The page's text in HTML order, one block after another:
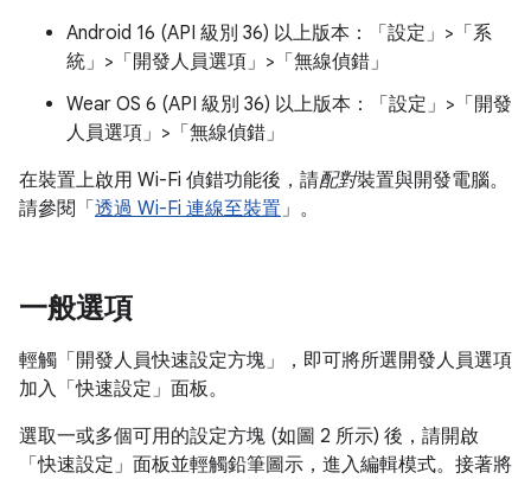
Android 16 (API 級別 36) 以上版本：「設定」>「系
統」>「開發人員選項」>「無線偵錯」
Wear OS 6 (API 級別 36) 以上版本：「設定」>「開發
人員選項」>「無線偵錯」
在裝置上啟用 Wi-Fi 偵錯功能後，請配對裝置與開發電腦。
請參閱「 透過 Wi-Fi 連線至裝置」。
一般選項
輕觸「開發人員快速設定方塊」
，即可將所選開發人員選項
加入「快速設定」面板。
選取一或多個可用的設定方塊 (如圖 2 所示) 後，請開啟
「快速設定」面板並輕觸鉛筆圖示，進入編輯模式。接著將